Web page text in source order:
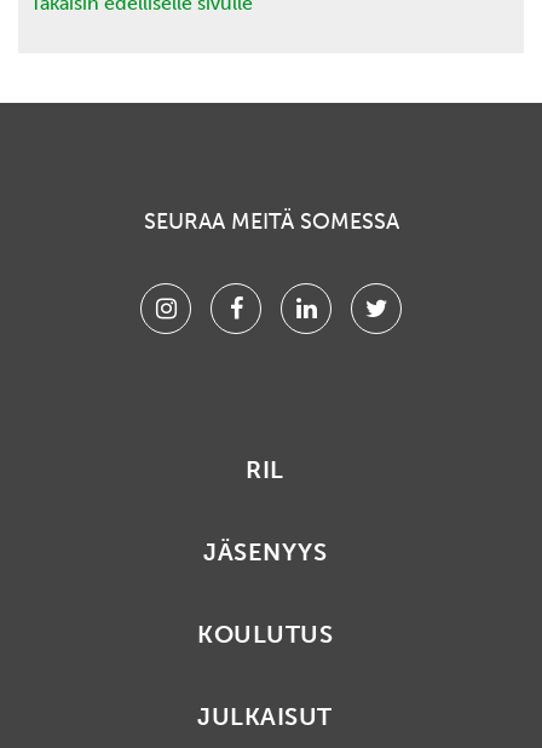
SEURAA MEITÄ SOMESSA
InstagramFacebookLinkedinTwitter
RIL
JÄSENYYS
KOULUTUS
JULKAISUT